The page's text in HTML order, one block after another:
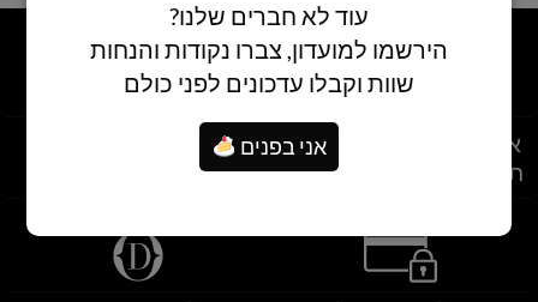
איסוף עצמי מסניפי הרשת
תוך שעתיים מרגע ההזמנה
משלוחים לרחבי הארץ
משלוחים מהיום להיום
עוד לא חברים שלנו?
הירשמו למועדון, צברו נקודות והנחות
שוות וקבלו עדכונים לפני כולם
אני בפנים